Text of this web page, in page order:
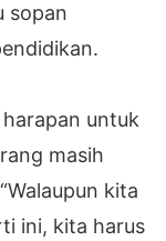
sopan
untuk
masih
kita
ini, kita harus